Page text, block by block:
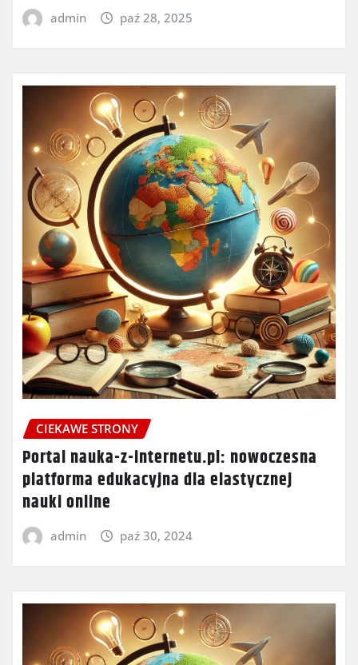
admin paź 28, 2025
CIEKAWE STRONY
Portal nauka-z-internetu.pl: nowoczesna
platforma edukacyjna dla elastycznej
nauki online
admin paź 30, 2024